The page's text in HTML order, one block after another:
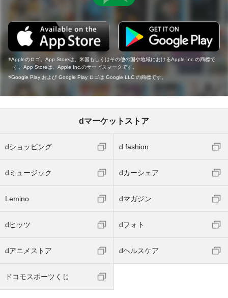
Appleのロゴ、App Storeは、米国もしくはその他の国や地域におけるApple Inc.の商標で
す。App Storeは、Apple Inc.のサービスマークです。
Google Play および Google Play ロゴは Google LLC の商標です。
dマーケットストア
dショッピング d fashion
dミュージック dカーシェア
Lemino dマガジン
dヒッツ dフォト
dアニメストア dヘルスケア
ドコモスポーツくじ